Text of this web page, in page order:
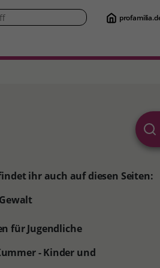
ihr auch auf diesen Seiten:
für Jugendliche
- Kinder und